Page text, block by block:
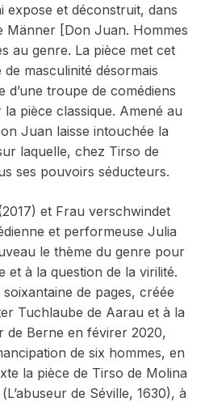
expose et déconstruit, dans
Männer [Don Juan. Hommes
au genre. La pièce met cet
masculinité désormais
d’une troupe de comédiens
pièce classique. Amené au
Juan laisse intouchée la
laquelle, chez Tirso de
ses pouvoirs séducteurs.
et Frau verschwindet
et performeuse Julia
le thème du genre pour
et à la question de la virilité.
soixantaine de pages, créée
Tuchlaube de Aarau et à la
de Berne en févirer 2020,
de six hommes, en
la pièce de Tirso de Molina
(L’abuseur de Séville, 1630), à